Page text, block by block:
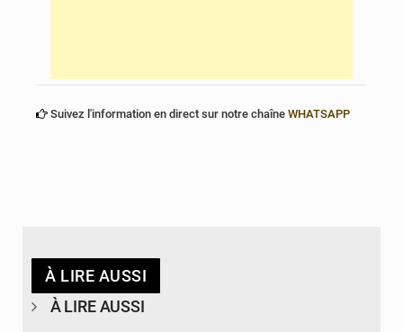
Suivez l'information en direct sur notre chaîne WHATSAPP
À LIRE AUSSI
À LIRE AUSSI